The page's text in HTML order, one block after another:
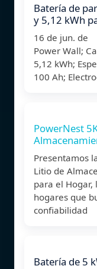
Batería de
y 5,12 kWh
16 de jun. de
Power Wall;
5,12 kWh;
100 Ah;
PowerNest
Presentamos
Litio de
para el Hogar,
hogares que
confiabilidad
Batería de 5